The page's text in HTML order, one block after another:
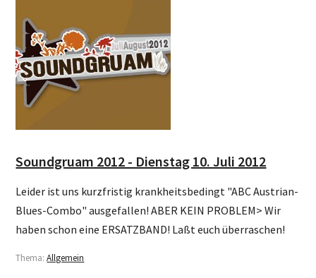
Soundgruam 2012 - Dienstag 10. Juli 2012
Leider ist uns kurzfristig krankheitsbedingt "ABC Austrian-
Blues-Combo" ausgefallen! ABER KEIN PROBLEM> Wir
haben schon eine ERSATZBAND! Laßt euch überraschen!
Thema:Allgemein